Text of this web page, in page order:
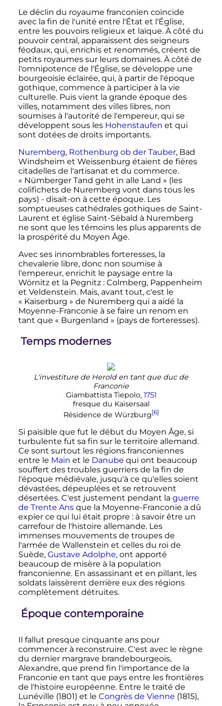
Le déclin du royaume franconien coïncide
avec la fin de l'unité entre l'État et l'Église,
entre les pouvoirs religieux et laïque. À côté du
pouvoir central, apparaissent des seigneurs
féodaux, qui, enrichis et renommés, créent de
petits royaumes sur leurs domaines. À côté de
l'omnipotence de l'Église, se développe une
bourgeoisie éclairée, qui, à partir de l'époque
gothique, commence à participer à la vie
culturelle. Puis vient la grande époque des
villes, notamment des villes libres, non
soumises à l'autorité de l'empereur, qui se
développent sous les Hohenstaufen et qui
sont dotées de droits importants.
Nuremberg, Rothenburg ob der Tauber, Bad
Windsheim et Weissenburg étaient de fières
citadelles de l'artisanat et du commerce.
« Nümberger Tand geht in alle Land » (les
colifichets de Nuremberg vont dans tous les
pays) - disait-on à cette époque. Les
somptueuses cathédrales gothiques de Saint-
Laurent et église Saint-Sébald à Nuremberg
ne sont que les témoins les plus apparents de
la prospérité du Moyen Âge.
Avec ses innombrables forteresses, la
chevalerie libre, donc non soumise à
l'empereur, enrichit le paysage entre la
Wörnitz et la Pegnitz : Colmberg, Pappenheim
et Veldenstein. Mais, avant tout, c'est le
« Kaiserburg » de Nuremberg qui a aidé la
Moyenne-Franconie à se faire un renom en
tant que « Burgenland » (pays de forteresses).
Temps modernes
L'investiture de Herold en tant que duc de
Franconie
Giambattista Tiepolo, 1751
fresque du Kaisersaal
Résidence de Würzburg[6]
Si paisible que fut le début du Moyen Âge, si
turbulente fut sa fin sur le territoire allemand.
Ce sont surtout les régions franconiennes
entre le Main et le Danube qui ont beaucoup
souffert des troubles guerriers de la fin de
l'époque médiévale, jusqu'à ce qu'elles soient
dévastées, dépeuplées et se retrouvent
désertées. C'est justement pendant la guerre
de Trente Ansque la Moyenne-Franconie a dû
expier ce qui lui était propre : à savoir être un
carrefour de l'histoire allemande. Les
immenses mouvements de troupes de
l'armée de Wallenstein et celles du roi de
Suède, Gustave Adolphe, ont apporté
beaucoup de misère à la population
franconienne. En assassinant et en pillant, les
soldats laissèrent derrière eux des régions
complètement détruites.
Époque contemporaine
Il fallut presque cinquante ans pour
commencer à reconstruire. C'est avec le règne
du dernier margrave brandebourgeois,
Alexandre, que prend fin l'importance de la
Franconie en tant que pays entre les frontières
de l'histoire européenne. Entre le traité de
Lunéville (1801) et le Congrès de Vienne (1815),